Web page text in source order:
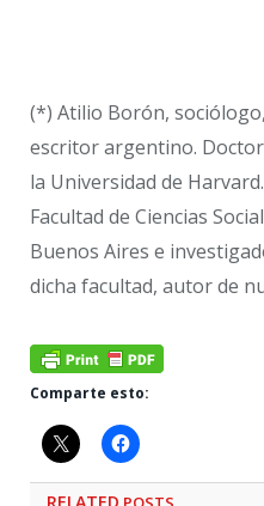
(*) Atilio Borón,
escritor argentino.
la Universidad de
Facultad de Ciencias
Buenos Aires e
dicha facultad, autor de
Comparte esto: